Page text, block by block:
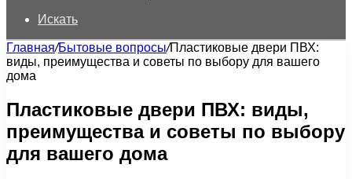
Искать
Главная/Бытовые вопросы/Пластиковые двери ПВХ:
виды, преимущества и советы по выбору для вашего
дома
Пластиковые двери ПВХ: виды,
преимущества и советы по выбору
для вашего дома